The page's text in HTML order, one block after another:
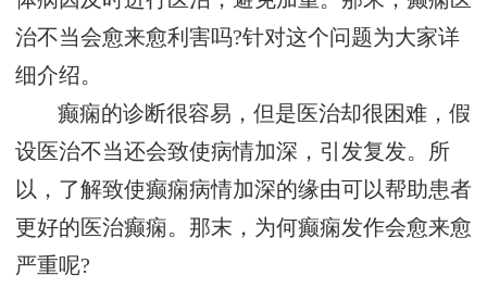
治不当会愈来愈利害吗?针对这个问题为大家详
细介绍。
癫痫的诊断很容易，但是医治却很困难，假
设医治不当还会致使病情加深，引发复发。所
以，了解致使癫痫病情加深的缘由可以帮助患者
更好的医治癫痫。那末，为何癫痫发作会愈来愈
严重呢?